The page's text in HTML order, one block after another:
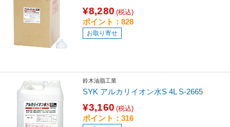
¥8,280 (税込)
ポイント：828
お取り寄せ
鈴木油脂工業
SYK アルカリイオン水S 4L S-2665
¥3,160 (税込)
ポイント：316